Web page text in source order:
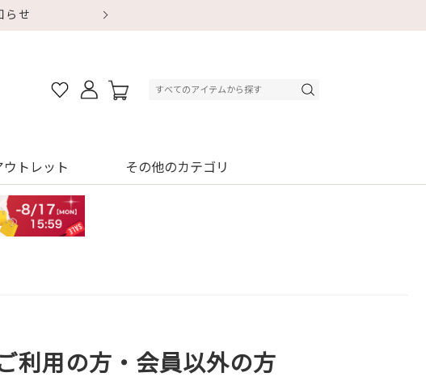
らせ
ウトレット その他のカテゴリ
利用の方・会員以外の方